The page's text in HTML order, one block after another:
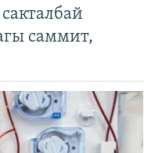
саммит,